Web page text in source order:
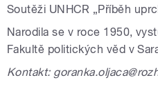
Soutěži UNHCR „Příběh
Narodila se v roce 1950,
Fakultě politických věd v
Kontakt: